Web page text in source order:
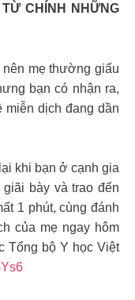
CHÍNH NHỮNG
mẹ thường giấu
bạn có nhận ra,
dịch đang dần
khi bạn ở cạnh gia
bày và trao đến
1 phút, cùng đánh
của mẹ ngay hôm
Tổng bộ Y học Việt